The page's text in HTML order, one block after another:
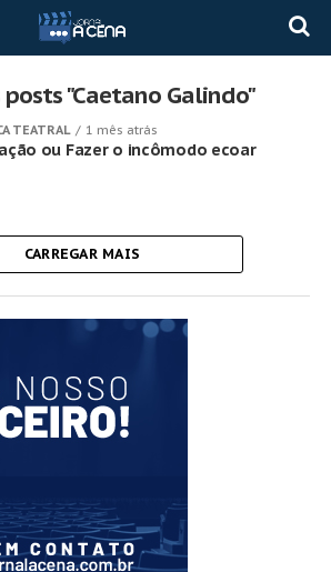
posts "Caetano Galindo"
TEATRAL 1 mês atrás
ou Fazer o incômodo ecoar
CARREGAR MAIS